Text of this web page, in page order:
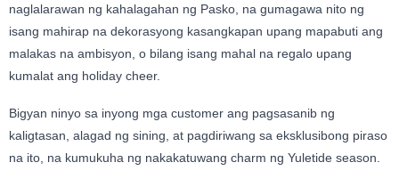
naglalarawan ng kahalagahan ng Pasko, na gumagawa nito ng
isang mahirap na dekorasyong kasangkapan upang mapabuti ang
malakas na ambisyon, o bilang isang mahal na regalo upang
kumalat ang holiday cheer.
Bigyan ninyo sa inyong mga customer ang pagsasanib ng
kaligtasan, alagad ng sining, at pagdiriwang sa eksklusibong piraso
na ito, na kumukuha ng nakakatuwang charm ng Yuletide season.